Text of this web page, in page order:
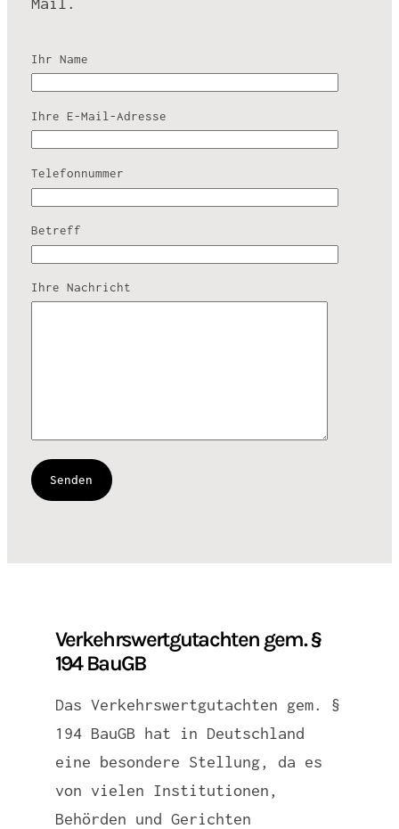
Ihr Name
Ihre E-Mail-Adresse
Telefonnummer
Betreff
Ihre Nachricht
Verkehrswertgutachten gem. §
194 BauGB
Das Verkehrswertgutachten gem. §
194 BauGB hat in Deutschland
eine besondere Stellung, da es
von vielen Institutionen,
Behörden und Gerichten